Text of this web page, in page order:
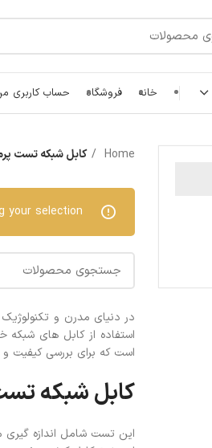
کابل شبکه
پچ کورد شبکه
اتصالات شبکه
خانه فروشگاه حساب کاربری
Home کابل شبکه تست
your selection.
در دنیای مدرن و تکنولوژیک
استفاده از کابل های
است که برای بررسی کیفیت
کابل شبکه
این تست شامل اندازه